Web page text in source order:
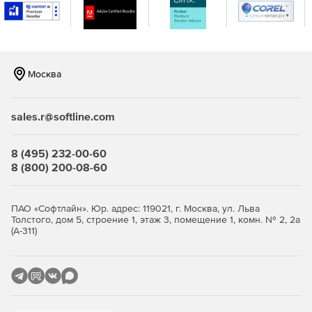
Цепочки автоматических писем
Сбор подписчиков
пополнения базы подписчиков. Инструменты сбора
A/B тестирование
небольшом сегменте и отправка по всей базе то письмо,
которое покажет лучший Open Rate.
Отслеживание эффективности рассылок на графике,
Москва
sales.r@softline.com
8 (495) 232-00-60
8 (800) 200-08-60
ПАО «Софтлайн». Юр. адрес: 119021, г. Москва, ул. Льва
Толстого, дом 5, строение 1, этаж 3, помещение 1, комн. № 2, 2а
(А-311)